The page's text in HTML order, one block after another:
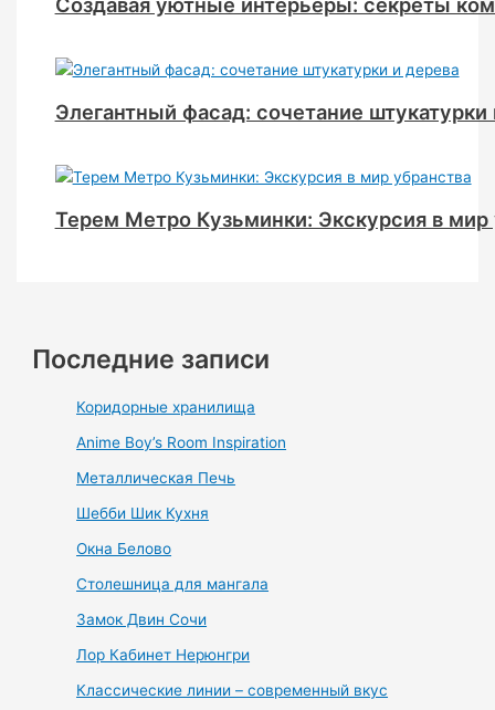
Элегантный фасад: сочетание штукатурки
Терем Метро Кузьминки: Экскурсия в мир
Последние записи
Коридорные хранилища
Anime Boy’s Room Inspiration
Металлическая Печь
Шебби Шик Кухня
Окна Белово
Столешница для мангала
Замок Двин Сочи
Лор Кабинет Нерюнгри
Классические линии – современный вкус